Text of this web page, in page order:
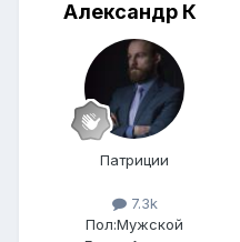
Александр К
Патриции
7.3k
Пол:Мужской